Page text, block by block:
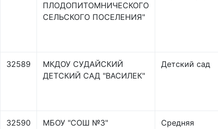
ПЛОДОПИТОМНИЧЕСКОГО
СЕЛЬСКОГО ПОСЕЛЕНИЯ"
32589
МКДОУ СУДАЙСКИЙ
ДЕТСКИЙ САД "ВАСИЛЕК"
Детский сад
32590 МБОУ "СОШ №3"
Средняя